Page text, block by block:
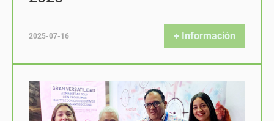
2025-07-16 + Información